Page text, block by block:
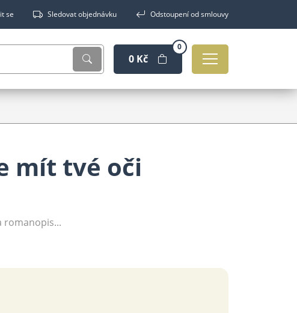
se Sledovat objednávku Odstoupení od smlouvy
0 Kč
0
mít tvé oči
romanopis...